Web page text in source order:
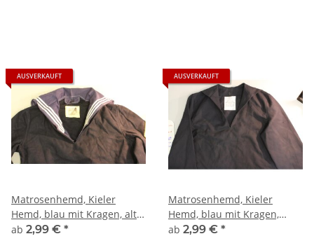
AUSVERKAUFT
Matrosenhemd, Kieler
Hemd, blau mit Kragen, alte
Art
ab 2,99 € *
AUSVERKAUFT
Matrosenhemd, Kieler
Hemd, blau mit Kragen,
neue Art
ab 2,99 € *